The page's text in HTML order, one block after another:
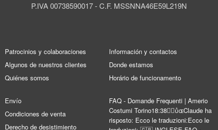
P.IVA 00738590017 - C.F. MSSNNA46E59L219N
Patrocinios y colaboraciones
Algunos de nuestros clientes
Quiénes somos
Información y contactos
Donde estamos
Horário de funcionamento
Envío
Condiciones de venta
Derecho de desistimiento
FAQ - Domande Frequenti | Amerio
Costumi Torino18:38Claude ha
risposto: Ecco le traduzioni:Ecco le